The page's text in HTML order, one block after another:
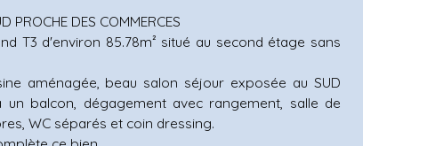
PROCHE DES COMMERCES
T3 d'environ 85.78m² situé au second étage sans
aménagée, beau salon séjour exposée au SUD
balcon, dégagement avec rangement, salle de
WC séparés et coin dressing.